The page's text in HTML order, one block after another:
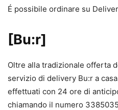
É possibile ordinare su
[Bu:r]
Oltre alla tradizionale offerta
servizio di delivery Bu:r a
effettuati con 24 ore di
chiamando il numero